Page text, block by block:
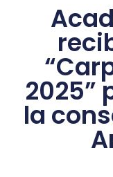
2025”
la